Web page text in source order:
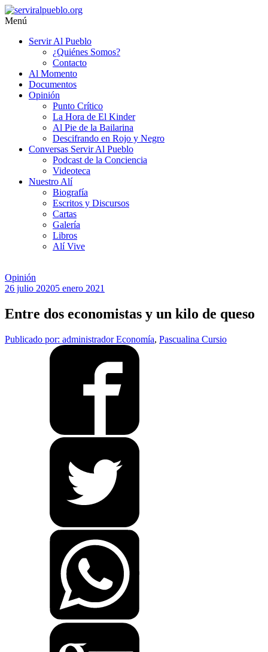
Saltar
al
#SomosServirAlPueblo
Menú
Servir Al Pueblo
¿Quiénes Somos?
Contacto
Al Momento
Documentos
Opinión
Punto Crítico
La Hora de El Kinder
Al Pie de la Bailarina
Descifrando en Rojo y Negro
Conversas Servir Al Pueblo
Podcast de la Conciencia
Videoteca
Nuestro Alí
Biografía
Escritos y Discursos
Cartas
Galería
Libros
Alí Vive
Opinión
26 julio 20205 enero 2021
Entre dos economistas y un kilo de queso
Publicado por: administradorEconomía, Pascualina Cursio